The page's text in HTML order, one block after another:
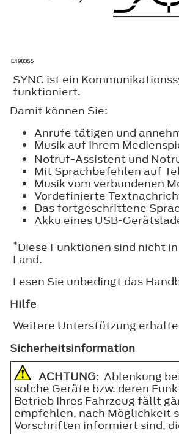
SYNC ist ein
funktioniert.
Damit können Sie:
Anrufe tätigen und
Musik auf Ihrem
Notruf-Assistent und
Mit Sprachbefehlen auf
Musik vom verbundenen
Vordefinierte
Das fortgeschrittene
Akku eines USB-
*Diese Funktionen sind nicht
Land.
Lesen Sie unbedingt das
Hilfe
Weitere Unterstützung
Sicherheitsinformation
ACHTUNG: Ablenkung
solche Geräte bzw. deren
Betrieb Ihres Fahrzeug fällt
empfehlen, nach Möglichkeit
Vorschriften informiert sind,